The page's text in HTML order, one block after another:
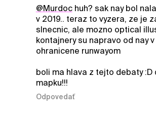
@Murdochuh? sak nay bol
v 2019.. teraz to vyzera, ze je
slnecnic, ale mozno optical
kontajnery su napravo od nay
ohranicene runwayom
boli ma hlava z tejto debaty :D
mapku!!!
Odpovedať